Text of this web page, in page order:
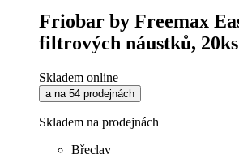
Friobar by Freemax
filtrových náustků, 20ks
Skladem online
a na 54 prodejnách
Skladem na prodejnách
Břeclav